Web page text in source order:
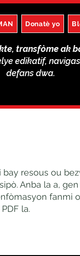
Donatè yo
transfòme ak
edikatif,
defans dwa.
resous ou
Anba la a,
fanmi
la.